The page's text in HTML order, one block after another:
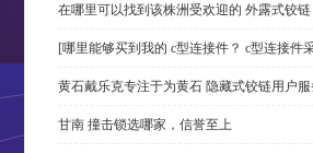
在哪里可以找到该株洲受欢迎的 外露式铰
[哪里能够买到我的 c型连接件？ c型连接件
黄石戴乐克专注于为黄石 隐藏式铰链用户
甘南 撞击锁选哪家，信誉至上